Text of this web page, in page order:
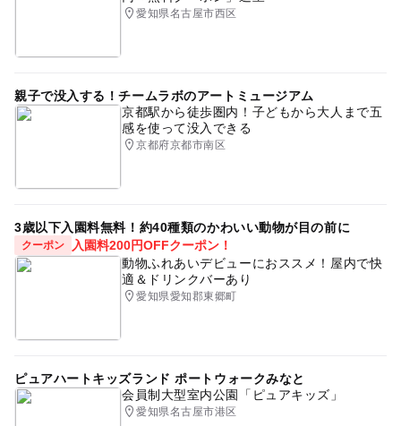
愛知県名古屋市西区
親子で没入する！チームラボのアートミュージアム
京都駅から徒歩圏内！子どもから大人まで五
感を使って没入できる
京都府京都市南区
3歳以下入園料無料！約40種類のかわいい動物が目の前に
クーポン
入園料200円OFFクーポン！
動物ふれあいデビューにおススメ！屋内で快
適＆ドリンクバーあり
愛知県愛知郡東郷町
ピュアハートキッズランド ポートウォークみなと
会員制大型室内公園「ピュアキッズ」
愛知県名古屋市港区